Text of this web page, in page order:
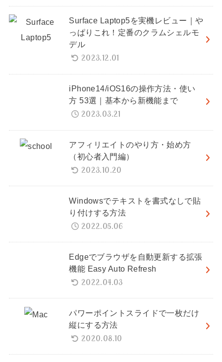
Surface Laptop5を実機レビュー｜や
っぱりこれ！定番のクラムシェルモ
デル
2023.12.01
iPhone14/iOS16の操作方法・使い
方 53選｜基本から新機能まで
2023.03.21
アフィリエイトのやり方・始め方
（初心者入門編）
2023.10.20
Windowsでテキストを書式なしで貼
り付けする方法
2022.05.06
Edgeでブラウザを自動更新する拡張
機能 Easy Auto Refresh
2022.04.03
パワーポイントスライドで一枚だけ
縦にする方法
2020.08.10